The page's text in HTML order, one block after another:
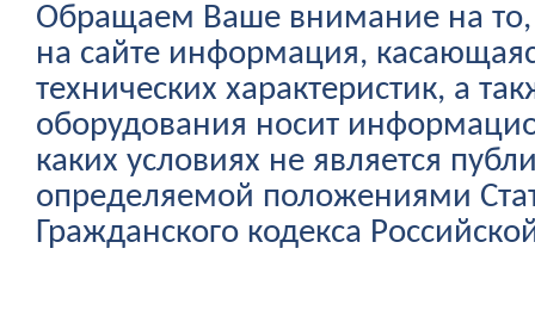
Обращаем Ваше внимание на то,
на сайте информация,
технических характеристик, а
оборудования носит
каких условиях не является
определяемой положениями
Гражданского кодекса